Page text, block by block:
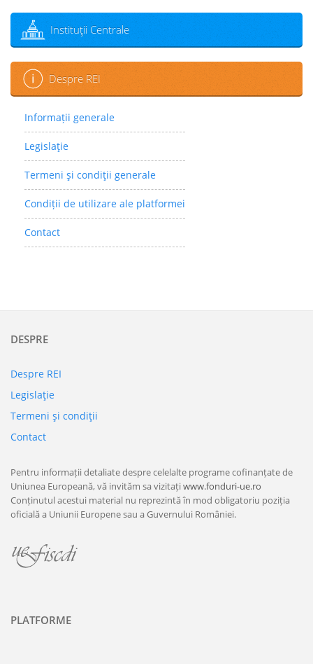
Instituţii Centrale
Despre REI
Informații generale
Legislaţie
Termeni şi condiţii generale
Condiții de utilizare ale platformei
Contact
DESPRE
Despre REI
Legislaţie
Termeni şi condiţii
Contact
Pentru informații detaliate despre celelalte programe cofinanțate de
Uniunea Europeană, vă invităm sa vizitațiwww.fonduri-ue.ro
Conținutul acestui material nu reprezintă în mod obligatoriu poziția
oficială a Uniunii Europene sau a Guvernului României.
PLATFORME